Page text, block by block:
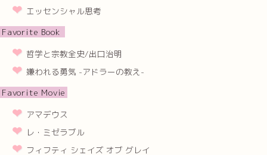
エッセンシャル思考
Favorite Book
哲学と宗教全史/出口治明
嫌われる勇気 -アドラーの教え-
Favorite Movie
アマデウス
レ・ミゼラブル
フィフティ シェイズ オブ グレイ